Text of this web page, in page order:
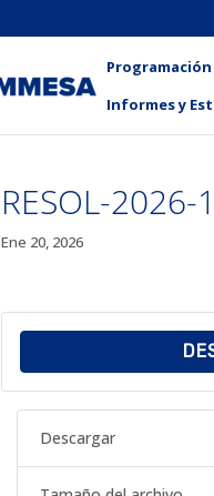
Programación
Informes y
RESOL-2026-
Ene 20, 2026
Descargar